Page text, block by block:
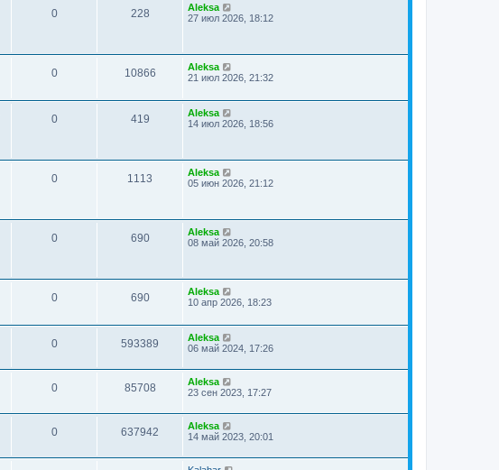
0 228
Aleksa
27 июл 2026, 18:12
0 10866
Aleksa
21 июл 2026, 21:32
0 419
Aleksa
14 июл 2026, 18:56
0 1113
Aleksa
05 июн 2026, 21:12
0 690
Aleksa
08 май 2026, 20:58
0 690
Aleksa
10 апр 2026, 18:23
0 593389
Aleksa
06 май 2024, 17:26
0 85708
Aleksa
23 сен 2023, 17:27
0 637942
Aleksa
14 май 2023, 20:01